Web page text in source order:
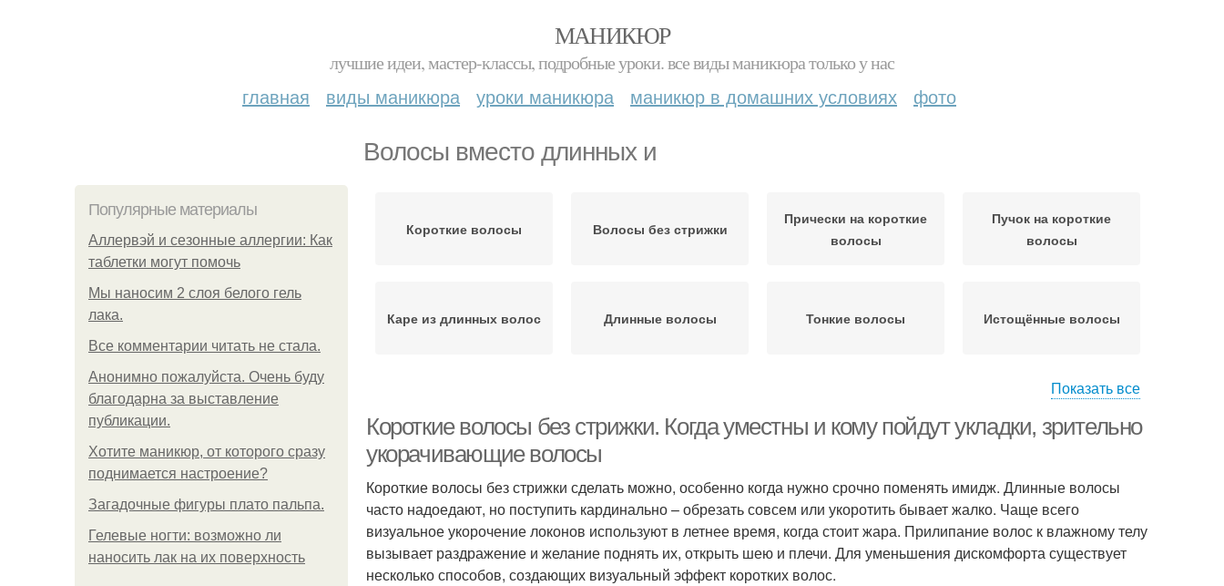
МАНИКЮР
лучшие идеи, мастер-классы, подробные уроки. все виды маникюра только у нас
главная виды маникюра уроки маникюра маникюр в домашних условиях фото
Волосы вместо длинных и
Популярные материалы
Аллервэй и сезонные аллергии: Как
таблетки могут помочь
Мы наносим 2 слоя белого гель
лака.
Все комментарии читать не стала.
Анонимно пожалуйста. Очень буду
благодарна за выставление
публикации.
Хотите маникюр, от которого сразу
поднимается настроение?
Загадочные фигуры плато пальпа.
Гелевые ногти: возможно ли
наносить лак на их поверхность
Короткие волосы Волосы без стрижки
Прически на короткие
волосы
Пучок на короткие
волосы
Каре из длинных волос Длинные волосы Тонкие волосы Истощённые волосы
Показать все
Короткие волосы без стрижки. Когда уместны и кому пойдут укладки, зрительно
укорачивающие волосы
Короткие волосы без стрижки сделать можно, особенно когда нужно срочно поменять имидж. Длинные волосы
часто надоедают, но поступить кардинально – обрезать совсем или укоротить бывает жалко. Чаще всего
визуальное укорочение локонов используют в летнее время, когда стоит жара. Прилипание волос к влажному телу
вызывает раздражение и желание поднять их, открыть шею и плечи. Для уменьшения дискомфорта существует
несколько способов, создающих визуальный эффект коротких волос.